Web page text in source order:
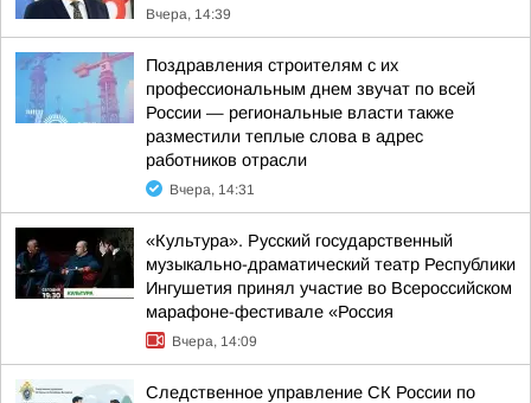
Вчера, 14:39
Поздравления строителям с их
профессиональным днем звучат по всей
России — региональные власти также
разместили теплые слова в адрес
работников отрасли
Вчера, 14:31
«Культура». Русский государственный
музыкально-драматический театр Республики
Ингушетия принял участие во Всероссийском
марафоне-фестивале «Россия
Вчера, 14:09
Следственное управление СК России по